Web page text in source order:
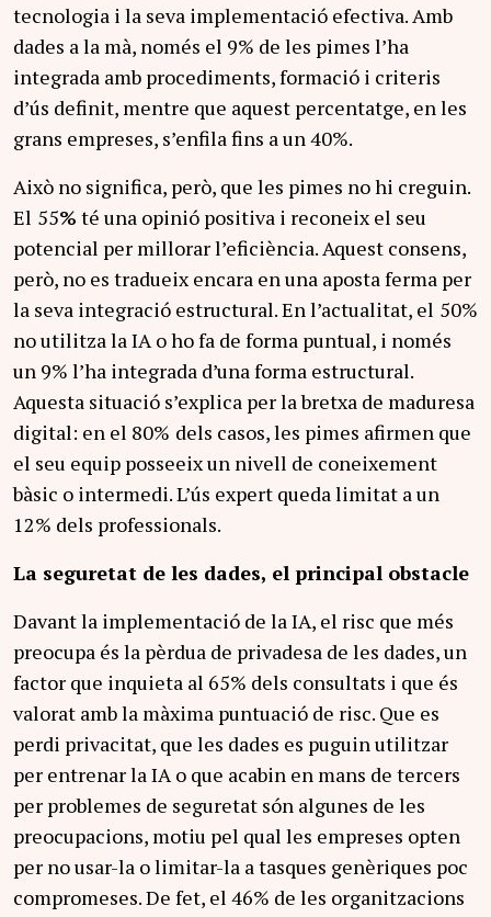
tecnologia i la seva implementació efectiva. Amb
dades a la mà, només el 9% de les pimes l’ha
integrada amb procediments, formació i criteris
d’ús definit, mentre que aquest percentatge, en les
grans empreses, s’enfila fins a un 40%.
Això no significa, però, que les pimes no hi creguin.
El 55% té una opinió positiva i reconeix el seu
potencial per millorar l’eficiència. Aquest consens,
però, no es tradueix encara en una aposta ferma per
la seva integració estructural. En l’actualitat, el 50%
no utilitza la IA o ho fa de forma puntual, i només
un 9% l’ha integrada d’una forma estructural.
Aquesta situació s’explica per la bretxa de maduresa
digital: en el 80% dels casos, les pimes afirmen que
el seu equip posseeix un nivell de coneixement
bàsic o intermedi. L’ús expert queda limitat a un
12% dels professionals.
La seguretat de les dades, el principal obstacle
Davant la implementació de la IA, el risc que més
preocupa és la pèrdua de privadesa de les dades, un
factor que inquieta al 65% dels consultats i que és
valorat amb la màxima puntuació de risc. Que es
perdi privacitat, que les dades es puguin utilitzar
per entrenar la IA o que acabin en mans de tercers
per problemes de seguretat són algunes de les
preocupacions, motiu pel qual les empreses opten
per no usar-la o limitar-la a tasques genèriques poc
compromeses. De fet, el 46% de les organitzacions